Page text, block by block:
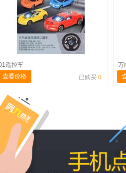
遥控车
查看价格
已购买 0
万
首页 | 点